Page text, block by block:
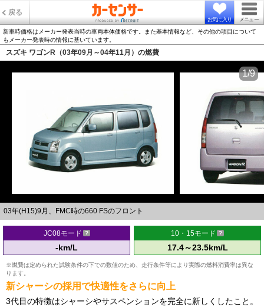
戻る
お気に入り メニュー
新車時価格はメーカー発表当時の車両本体価格です。また基本情報など、その他の項目について
もメーカー発表時の情報に基いています。
スズキ ワゴンR（03年09月～04年11月）の燃費
03年(H15)9月、FMC時の660 FSのフロント
1/9
JC08モード
-km/L
10・15モード
17.4～23.5km/L
※燃費は定められた試験条件の下での数値のため、走行条件等により実際の燃料消費率は異な
ります。
新シャーシの採用で快適性をさらに向上
3代目の特徴はシャーシやサスペンションを完全に新しくしたこと。